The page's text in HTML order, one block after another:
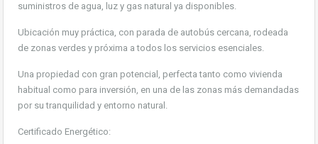
suministros de agua, luz y gas natural ya disponibles.
Ubicación muy práctica, con parada de autobús cercana, rodeada
de zonas verdes y próxima a todos los servicios esenciales.
Una propiedad con gran potencial, perfecta tanto como vivienda
habitual como para inversión, en una de las zonas más demandadas
por su tranquilidad y entorno natural.
Certificado Energético: